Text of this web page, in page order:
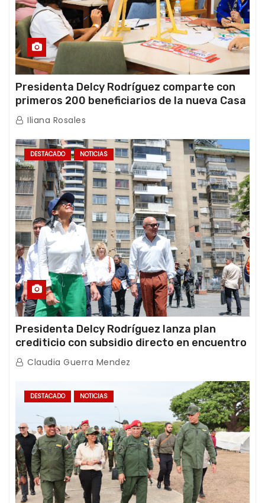
Presidenta Delcy Rodríguez comparte con
primeros 200 beneficiarios de la nueva Casa
de los Abuelos “La Primavera” en Caracas
Iliana Rosales
DESTACADO NOTICIAS
Presidenta Delcy Rodríguez lanza plan
crediticio con subsidio directo en encuentro
con Juntas de Condominio
Claudia Guerra Mendez
DESTACADO NOTICIAS